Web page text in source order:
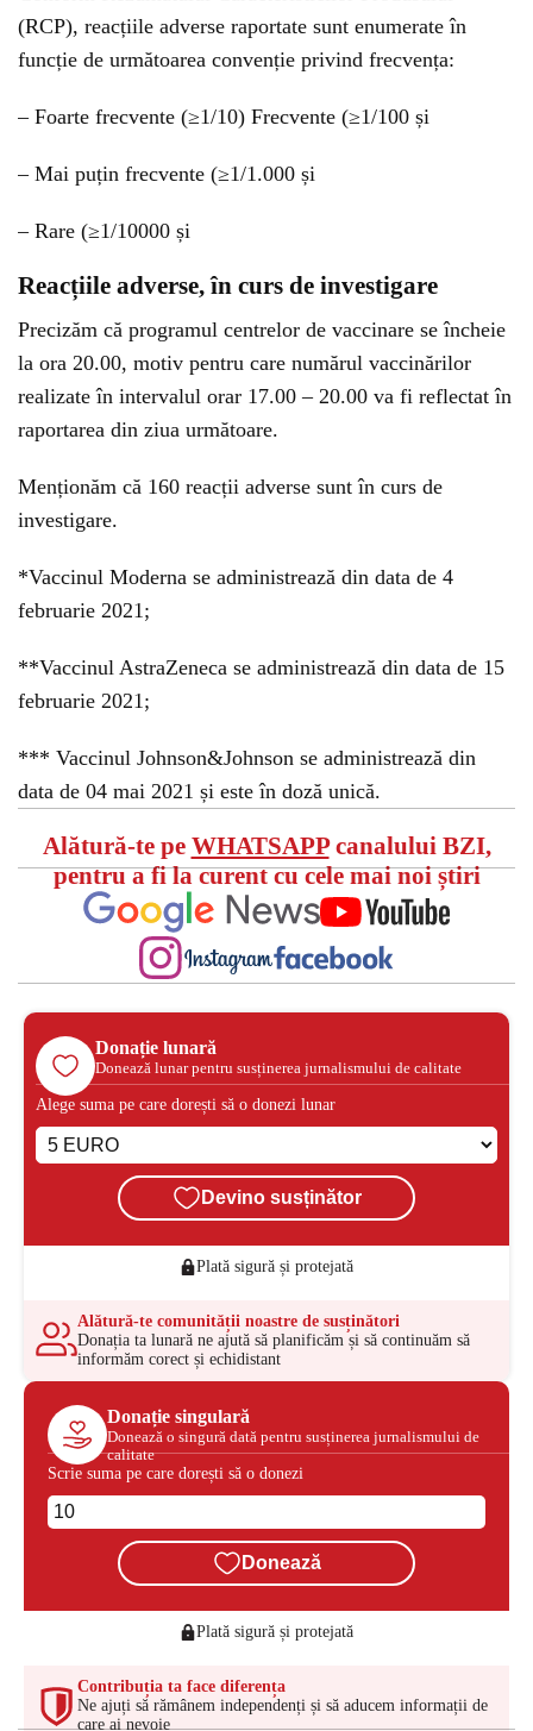
(RCP), reacțiile adverse raportate sunt enumerate în
funcție de următoarea convenție privind frecvența:
– Foarte frecvente (≥1/10) Frecvente (≥1/100 și
– Mai puțin frecvente (≥1/1.000 și
– Rare (≥1/10000 și
Reacțiile adverse, în curs de investigare
Precizăm că programul centrelor de vaccinare se încheie
la ora 20.00, motiv pentru care numărul vaccinărilor
realizate în intervalul orar 17.00 – 20.00 va fi reflectat în
raportarea din ziua următoare.
Menționăm că 160 reacții adverse sunt în curs de
investigare.
*Vaccinul Moderna se administrează din data de 4
februarie 2021;
**Vaccinul AstraZeneca se administrează din data de 15
februarie 2021;
*** Vaccinul Johnson&Johnson se administrează din
data de 04 mai 2021 și este în doză unică.
Alătură-te pe WHATSAPPcanalului BZI,
pentru a fi la curent cu cele mai noi știri
Donație lunară
Donează lunar pentru susținerea jurnalismului de calitate
Alege suma pe care dorești să o donezi lunar
Devino susținător
Plată sigură și protejată
Alătură-te comunității noastre de susținători
Donația ta lunară ne ajută să planificăm și să continuăm să
informăm corect și echidistant
Donație singulară
Donează o singură dată pentru susținerea jurnalismului de
calitate
Scrie suma pe care dorești să o donezi
Donează
Plată sigură și protejată
Contribuția ta face diferența
Ne ajuți să rămânem independenți și să aducem informații de
care ai nevoie